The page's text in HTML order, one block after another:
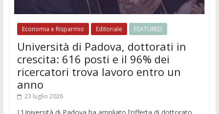
Economia e Risparmio Editoriale FEATURED
Università di Padova, dottorati in
crescita: 616 posti e il 96% dei
ricercatori trova lavoro entro un
anno
23 luglio 2026